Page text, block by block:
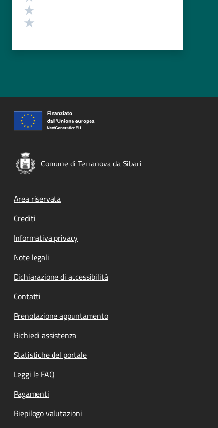
Comune di Terranova da Sibari
Footer menu
Area riservata
Crediti
Informativa privacy
Note legali
Dichiarazione di accessibilità
Contatti
Prenotazione appuntamento
Richiedi assistenza
Statistiche del portale
Leggi le FAQ
Pagamenti
Riepilogo valutazioni